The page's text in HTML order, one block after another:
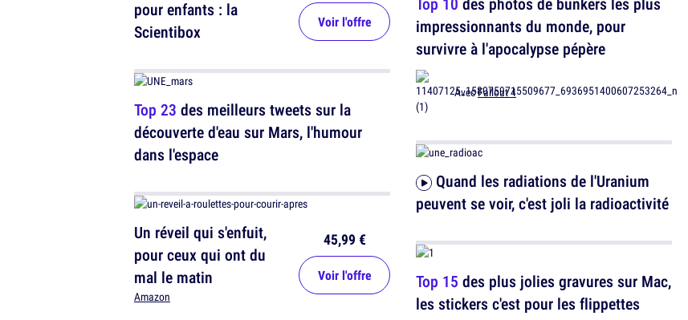
pour enfants : la
Scientibox
Voir l'offre
Top 23 des meilleurs tweets sur la
découverte d'eau sur Mars, l'humour
dans l'espace
Un réveil qui s'enfuit,
pour ceux qui ont du
mal le matin
Amazon
45,99 €
Voir l'offre
impressionnants du monde, pour
survivre à l'apocalypse pépère
AvecFallout 4
peuvent se voir, c'est joli la radioactivité
Top 15 des plus jolies gravures sur Mac,
les stickers c'est pour les flippettes